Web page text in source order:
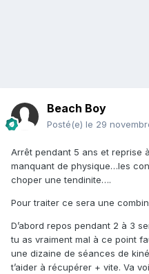
Beach Boy
Posté(e) le 29
Arrêt pendant 5 ans et reprise
manquant de physique…les
choper une tendinite….
Pour traiter ce sera une
D’abord repos pendant 2 à 3
tu as vraiment mal à ce point
une dizaine de séances de
t’aider à récupérer + vite. Va